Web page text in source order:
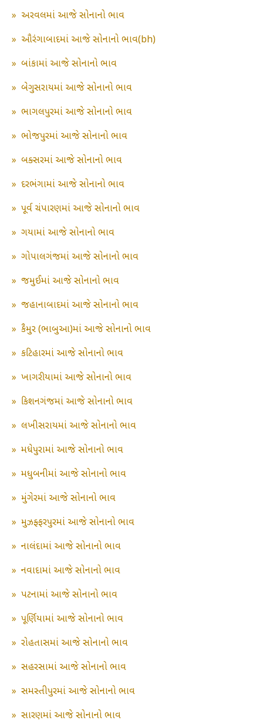
» અરવલમાં આજે સોનાનો ભાવ
» ઔરંગાબાદમાં આજે સોનાનો ભાવ(bh)
» બાંકામાં આજે સોનાનો ભાવ
» બેગુસરાયમાં આજે સોનાનો ભાવ
» ભાગલપુરમાં આજે સોનાનો ભાવ
» ભોજપુરમાં આજે સોનાનો ભાવ
» બક્સરમાં આજે સોનાનો ભાવ
» દરભંગામાં આજે સોનાનો ભાવ
» પૂર્વ ચંપારણમાં આજે સોનાનો ભાવ
» ગયામાં આજે સોનાનો ભાવ
» ગોપાલગંજમાં આજે સોનાનો ભાવ
» જમુઈમાં આજે સોનાનો ભાવ
» જહાનાબાદમાં આજે સોનાનો ભાવ
» કૈમુર (ભાબુઆ)માં આજે સોનાનો ભાવ
» કટિહારમાં આજે સોનાનો ભાવ
» ખાગરીયામાં આજે સોનાનો ભાવ
» કિશનગંજમાં આજે સોનાનો ભાવ
» લખીસરાયમાં આજે સોનાનો ભાવ
» મધેપુરામાં આજે સોનાનો ભાવ
» મધુબનીમાં આજે સોનાનો ભાવ
» મુંગેરમાં આજે સોનાનો ભાવ
» મુઝફ્ફરપુરમાં આજે સોનાનો ભાવ
» નાલંદામાં આજે સોનાનો ભાવ
» નવાદામાં આજે સોનાનો ભાવ
» પટનામાં આજે સોનાનો ભાવ
» પૂર્ણિયામાં આજે સોનાનો ભાવ
» રોહતાસમાં આજે સોનાનો ભાવ
» સહરસામાં આજે સોનાનો ભાવ
» સમસ્તીપુરમાં આજે સોનાનો ભાવ
» સારણમાં આજે સોનાનો ભાવ